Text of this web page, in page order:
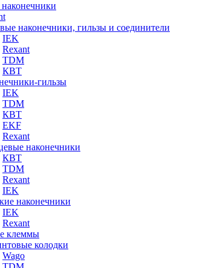
наконечники, гильзы и соединители
IEK
Rexant
TDM
КВТ
гильзы
IEK
TDM
КВТ
EKF
Rexant
наконечники
КВТ
TDM
Rexant
IEK
наконечники
IEK
Rexant
клеммы
колодки
Wago